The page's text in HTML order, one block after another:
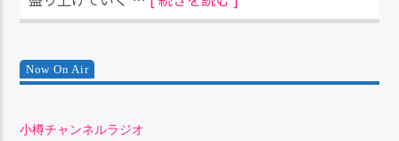
Now On Air
小樽チャンネルラジオ